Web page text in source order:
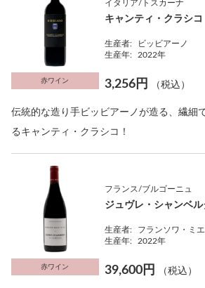
赤ワイン
イタリア/トスカーナ
キャンティ・クラシコ
生産者:
ビッビアーノ
生産年:
2022年
3,256円 （税込）
伝統的な造り手ビッビアーノが造る、繊細
るキャンティ・クラシコ！
赤ワイン
フランス/ブルゴーニュ
ジュヴレ・シャンベ
生産者:
フランソワ・ミ
生産年:
2022年
39,600円 （税込）